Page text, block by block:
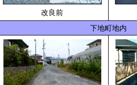
改良前
下地町地内